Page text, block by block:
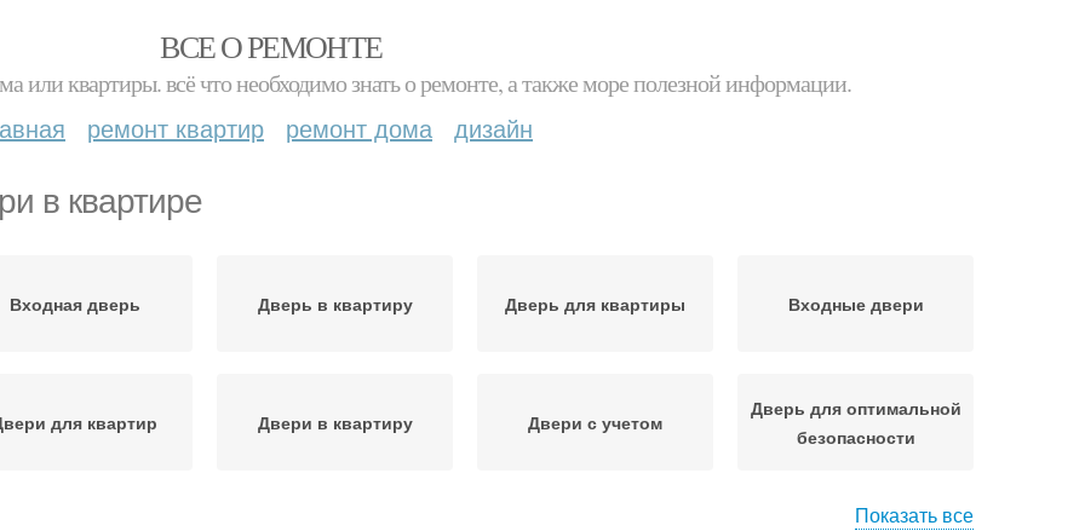
ВСЕ О РЕМОНТЕ
или квартиры. всё что необходимо знать о ремонте, а также море полезной информации.
ремонт квартир ремонт дома дизайн
в квартире
Входная дверь Дверь в квартиру Дверь для квартиры Входные двери
для квартир Двери в квартиру Двери с учетом
Дверь для оптимальной
безопасности
Показать все